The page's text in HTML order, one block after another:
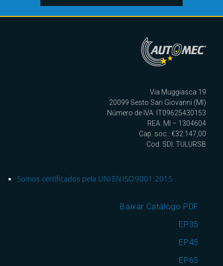
Via Muggiasca 19
20099 Sesto San Giovanni (MI)
Número de IVA: IT09625430153
REA: MI – 1304604
Cap. soc.: €32.147,00
Cod. SDI: TULURSB
Somos certificados pela UNI EN ISO 9001:2015
Baixar Catálogo PDF
EP35
EP45
EP65